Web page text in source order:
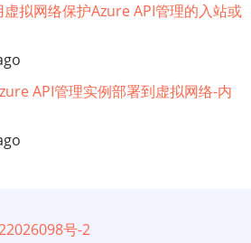
虚拟网络保护Azure API管理的入站或
API管理实例部署到虚拟网络-内
号-2